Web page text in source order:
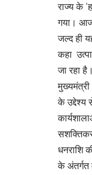
राज्य के
गया। आज
जल्द ही
कहा
जा रहा है।
के उद्देश्य
धनराशि
के अंतर्गत